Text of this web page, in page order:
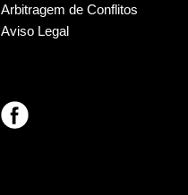
Arbitragem de Conflitos
Aviso Legal